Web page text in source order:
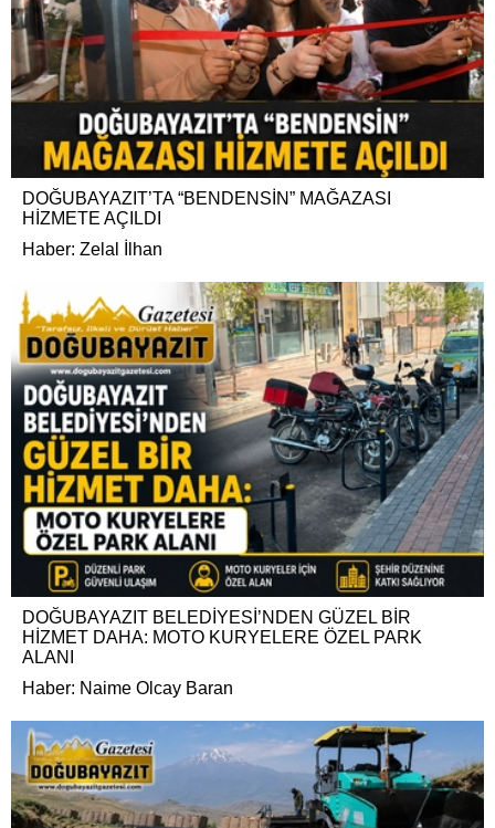
DOĞUBAYAZIT’TA “BENDENSİN” MAĞAZASI
HİZMETE AÇILDI
Haber: Zelal İlhan
DOĞUBAYAZIT BELEDİYESİ’NDEN GÜZEL BİR
HİZMET DAHA: MOTO KURYELERE ÖZEL PARK
ALANI
Haber: Naime Olcay Baran